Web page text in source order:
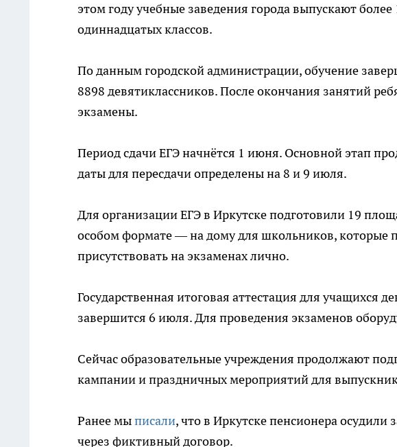
этом году учебные заведения города выпускают
одиннадцатых классов.
По данным городской администрации, обучение
8898 девятиклассников. После окончания занятий
экзамены.
Период сдачи ЕГЭ начнётся 1 июня. Основной этап
даты для пересдачи определены на 8 и 9 июля.
Для организации ЕГЭ в Иркутске подготовили 19
особом формате — на дому для школьников, которые
присутствовать на экзаменах лично.
Государственная итоговая аттестация для учащихся
завершится 6 июля. Для проведения экзаменов
Сейчас образовательные учреждения продолжают
кампании и праздничных мероприятий для
Ранее мыписали, что в Иркутске пенсионера
через фиктивный договор.